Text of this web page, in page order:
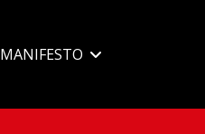
MANIFESTO